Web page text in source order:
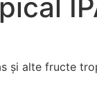
și alte fructe